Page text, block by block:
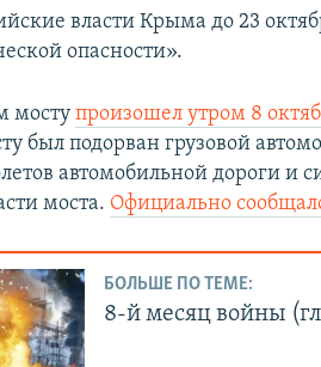
власти Крыма до 23
опасности».
моступроизошел утром 8
был подорван грузовой
автомобильной дороги и
моста. Официально
БОЛЬШЕ ПО ТЕМЕ:
8-й месяц войны